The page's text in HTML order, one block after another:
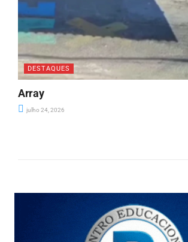
DESTAQUES
Array
julho 24, 2026